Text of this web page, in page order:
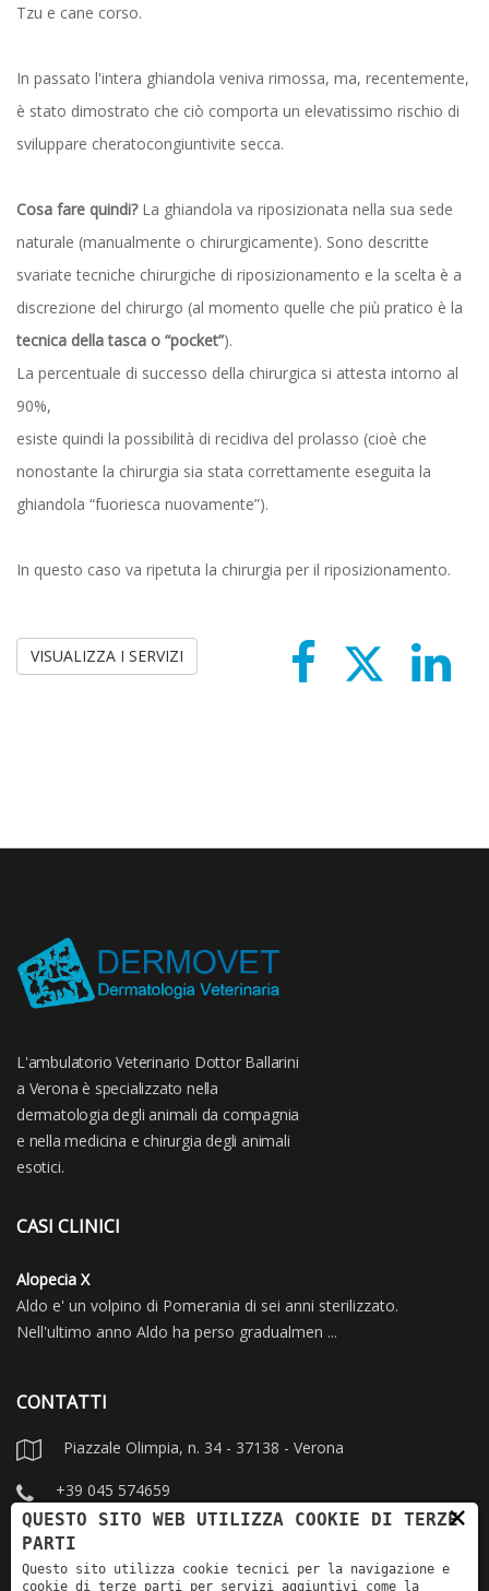
Tzu e cane corso.
In passato l'intera ghiandola veniva rimossa, ma, recentemente,
è stato dimostrato che ciò comporta un elevatissimo rischio di
sviluppare cheratocongiuntivite secca.
Cosa fare quindi?La ghiandola va riposizionata nella sua sede
naturale (manualmente o chirurgicamente). Sono descritte
svariate tecniche chirurgiche di riposizionamento e la scelta è a
discrezione del chirurgo (al momento quelle che più pratico è la
tecnica della tasca o “pocket”).
La percentuale di successo della chirurgica si attesta intorno al
90%,
esiste quindi la possibilità di recidiva del prolasso (cioè che
nonostante la chirurgia sia stata correttamente eseguita la
ghiandola “fuoriesca nuovamente”).
In questo caso va ripetuta la chirurgia per il riposizionamento.
VISUALIZZA I SERVIZI
L'ambulatorio Veterinario Dottor Ballarini
a Verona è specializzato nella
dermatologia degli animali da compagnia
e nella medicina e chirurgia degli animali
esotici.
CASI CLINICI
Alopecia X
Aldo e' un volpino di Pomerania di sei anni sterilizzato.
Nell'ultimo anno Aldo ha perso gradualmen ...
CONTATTI
Piazzale Olimpia, n. 34 - 37138 - Verona
+39 045 574659
info@dermovet.it
dermatologia.veterinaria.vr
×
QUESTO SITO WEB UTILIZZA COOKIE DI TERZE
PARTI
Questo sito utilizza cookie tecnici per la navigazione e
cookie di terze parti per servizi aggiuntivi come la